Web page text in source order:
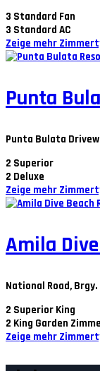
3 Standard Fan
3 Standard AC
Zeige mehr
Punta
Punta Bulata
2 Superior
2 Deluxe
Zeige mehr
Amila
National Road,
2 Superior King
2 King Garden
Zeige mehr